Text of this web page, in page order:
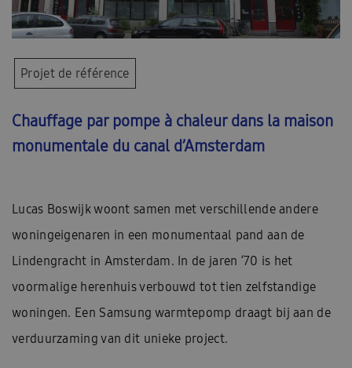
Projet de référence
Chauffage par pompe à chaleur dans la maison
monumentale du canal d’Amsterdam
Lucas Boswijk woont samen met verschillende andere
woningeigenaren in een monumentaal pand aan de
Lindengracht in Amsterdam. In de jaren ‘70 is het
voormalige herenhuis verbouwd tot tien zelfstandige
woningen. Een Samsung warmtepomp draagt bij aan de
verduurzaming van dit unieke project.